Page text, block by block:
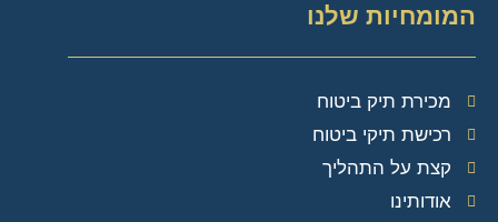
המומחיות שלנו
מכירת תיק ביטוח
רכישת תיקי ביטוח
קצת על התהליך
אודותינו